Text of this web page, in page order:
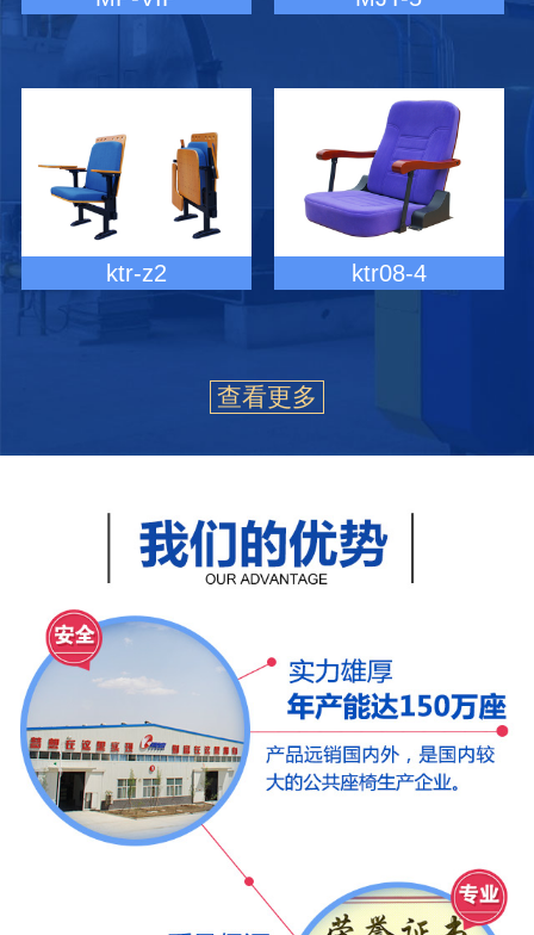
ktr-z2 ktr08-4
查看更多